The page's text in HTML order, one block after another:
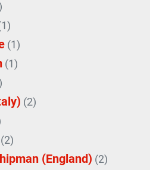
(1)
(1)
(2)
(2)
(England) (2)